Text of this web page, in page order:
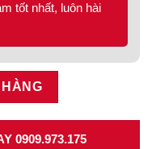
tốt nhất, luôn hài
WVG80C 538.84.228
0909.973.175